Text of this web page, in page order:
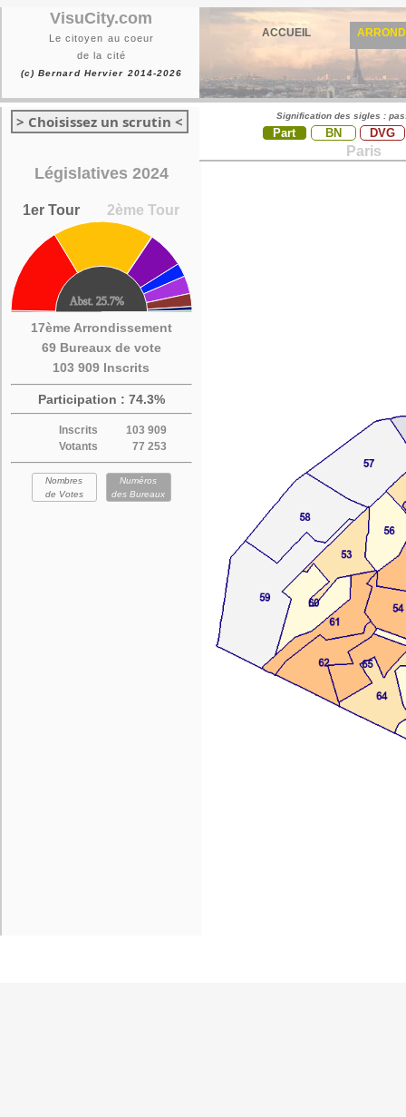
VisuCity.com
Le citoyen au coeur
de la cité
(c) Bernard Hervier 2014-2026
ACCUEIL
> Choisissez un scrutin <
Législatives 2024
1er Tour 2ème Tour
17ème Arrondissement
69 Bureaux de vote
103 909 Inscrits
Participation : 74.3%
Inscrits
103 909
Votants
77 253
Nombres
de Votes
Numéros
des Bureaux
Signification des sigles :
Part BN DVG
Paris